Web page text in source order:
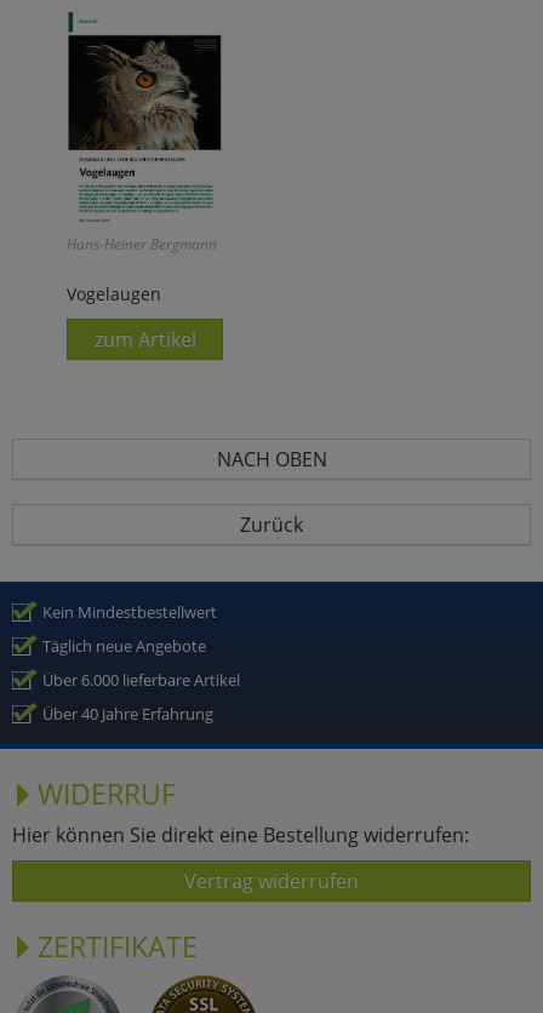
Hans-Heiner Bergmann
Vogelaugen
zum Artikel
NACH OBEN
Zurück
Kein Mindestbestellwert
Täglich neue Angebote
Über 6.000 lieferbare Artikel
Über 40 Jahre Erfahrung
WIDERRUF
Hier können Sie direkt eine Bestellung widerrufen:
Vertrag widerrufen
ZERTIFIKATE